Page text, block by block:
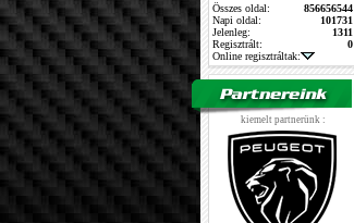
Összes oldal:
856656544
Napi oldal:
101731
Jelenleg:
1311
Regisztrált:
0
Online regisztráltak:
kiemelt partnerünk :